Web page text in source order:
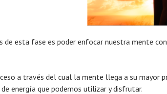
de esta fase es poder enfocar nuestra mente
a través del cual la mente llega a su mayor
energía que podemos utilizar y disfrutar.